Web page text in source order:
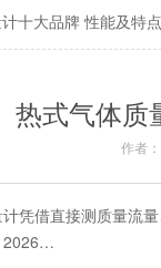
十大品牌 性能及特
热式气体质
作者：
凭借直接测质量流
2026…